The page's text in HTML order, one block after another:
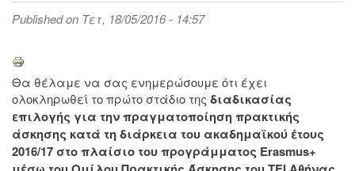
Published on Τετ, 18/05/2016 - 14:57
Θα θέλαμε να σας ενημερώσουμε ότι έχει
ολοκληρωθεί το πρώτο στάδιο της διαδικασίας
επιλογής για την πραγματοποίηση πρακτικής
άσκησης κατά τη διάρκεια του ακαδημαϊκού έτους
2016/17 στο πλαίσιο του προγράμματος Erasmus+